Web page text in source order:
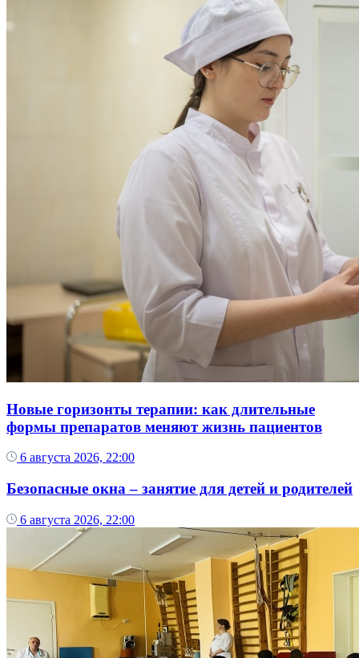
Новые горизонты терапии: как длительные
формы препаратов меняют жизнь пациентов
6 августа 2026, 22:00
Безопасные окна – занятие для детей и родителей
6 августа 2026, 22:00